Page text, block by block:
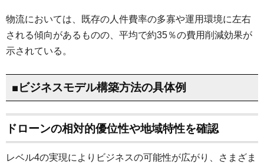
物流においては、既存の人件費率の多寡や運用環境に左右
される傾向があるものの、平均で約35％の費用削減効果が
示されている。
■ビジネスモデル構築方法の具体例
ドローンの相対的優位性や地域特性を確認
レベル4の実現によりビジネスの可能性が広がり、さまざま